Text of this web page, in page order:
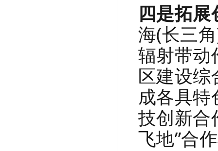
四是拓
海(长三
辐射带动
区建设
成各具
技创新合
飞地”合